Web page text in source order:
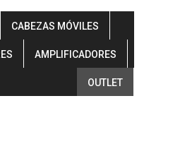
CABEZAS MÓVILES
AMPLIFICADORES
OUTLET